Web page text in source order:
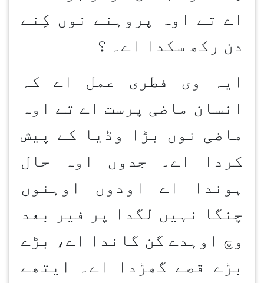
اے تے اوہ پروہنے نوں کِنے
دن رکھ سکدا اے۔ ؟
ایہ وی فطری عمل اے کہ
انسان ماضی پرست اے تے اوہ
ماضی نوں بڑا وڈیا کے پیش
کردا اے۔ جدوں اوہ حال
ہوندا اے اودوں اوہنوں
چنگا نہیں لگدا پر فیر بعد
وچ اوہدے گن گاندا اے، بڑے
بڑے قصے گھڑدا اے۔ ایتھے